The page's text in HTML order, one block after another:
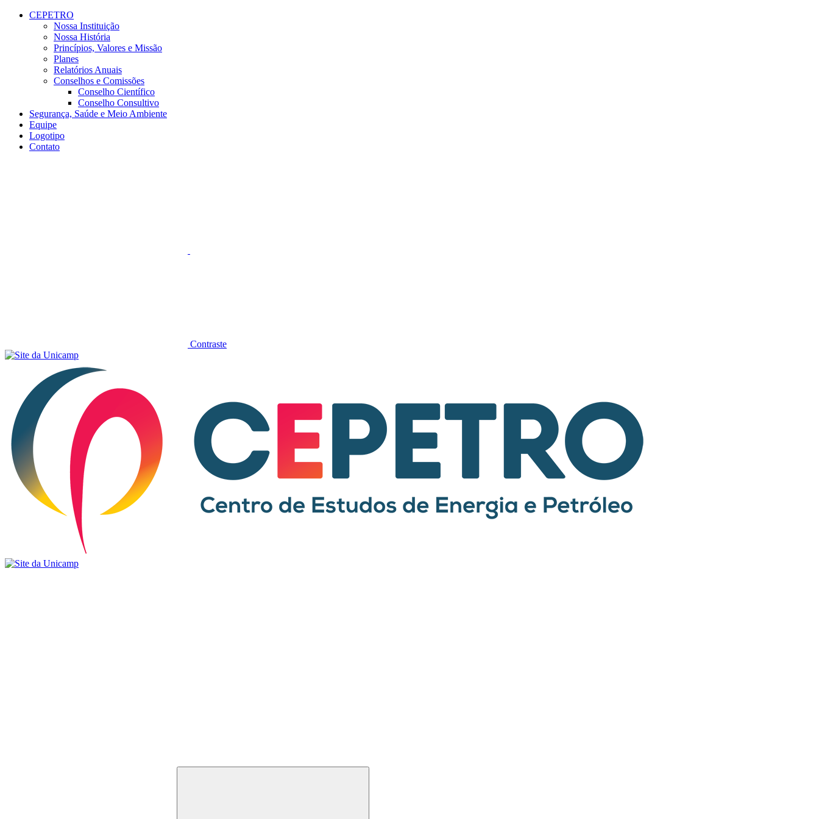
Conteúdo principal
CEPETRO
Nossa Instituição
Nossa História
Princípios, Valores e Missão
Planes
Relatórios Anuais
Conselhos e Comissões
Conselho Científico
Conselho Consultivo
Segurança, Saúde e Meio Ambiente
Equipe
Logotipo
Contato
Contraste